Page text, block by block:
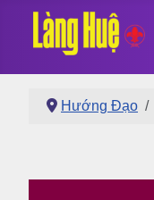
Hướng Đạo